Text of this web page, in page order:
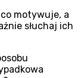
motywuje, a
słuchaj ich